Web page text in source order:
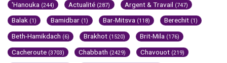
'Hanouka (244) Actualité (287) Argent & Travail (747)
Balak (1) Bamidbar (1) Bar-Mitsva (118) Berechit (1)
Beth-Hamikdach (6) Brakhot (1520) Brit-Mila (176)
Cacheroute (3703) Chabbath (2429) Chavouot (219)